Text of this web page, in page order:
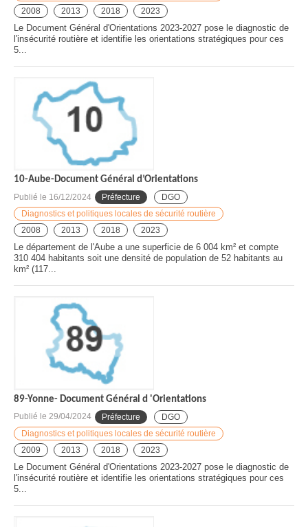
2008
2013 2018 2023
Le Document Général d'Orientations 2023-2027 pose le diagnostic de
l'insécurité routière et identifie les orientations stratégiques pour ces
5...
10-Aube-Document Général d’Orientations
Publié le 16/12/2024 Préfecture
DGO
Diagnostics et politiques locales de sécurité routière
2008
2013 2018 2023
Le département de l'Aube a une superficie de 6 004 km² et compte
310 404 habitants soit une densité de population de 52 habitants au
km² (117...
89-Yonne- Document Général d 'Orientations
Publié le 29/04/2024 Préfecture
DGO
Diagnostics et politiques locales de sécurité routière
2009
2013 2018 2023
Le Document Général d'Orientations 2023-2027 pose le diagnostic de
l'insécurité routière et identifie les orientations stratégiques pour ces
5...